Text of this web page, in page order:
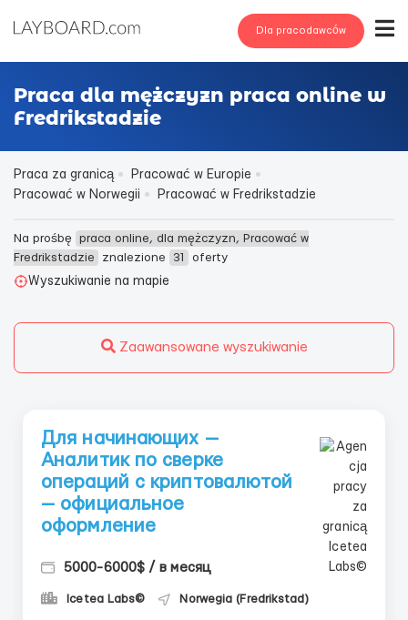
Dla pracodawców
Praca dla mężczyzn praca online w
Fredrikstadzie
Praca za granicą
Pracować w Europie
Pracować w Norwegii
Pracować w Fredrikstadzie
Na prośbę praca online, dla mężczyzn, Pracować w
Fredrikstadzie
znalezione 31
oferty
Wyszukiwanie na mapie
Zaawansowane wyszukiwanie
Для начинающих —
Аналитик по сверке
операций с криптовалютой
— официальное
оформление
5000-6000$ / в месяц
Icetea Labs© Norwegia (Fredrikstad)